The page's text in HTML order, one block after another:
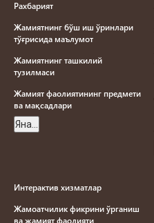
Рахбарият
Жамиятнинг бўш иш ўринлари
тўғрисида маълумот
Жамиятнинг ташкилий
тузилмаси
Жамият фаолиятининг предмети
ва мақсадлари
Яна...
Интерактив хизматлар
Жамоатчилик фикрини ўрганиш
ва жамият фаолияти